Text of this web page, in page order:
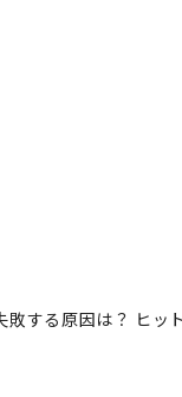
する原因は？ ヒッ